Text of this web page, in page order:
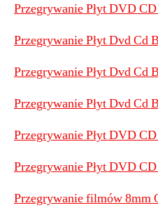
Przegrywanie Płyt DVD
Przegrywanie Płyt Dvd Cd
Przegrywanie Płyt Dvd Cd
Przegrywanie Płyt Dvd Cd
Przegrywanie Płyt DVD
Przegrywanie Płyt DVD
Przegrywanie filmów 8mm